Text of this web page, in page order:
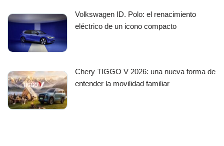
Volkswagen ID. Polo: el renacimiento
eléctrico de un icono compacto
Chery TIGGO V 2026: una nueva forma de
entender la movilidad familiar